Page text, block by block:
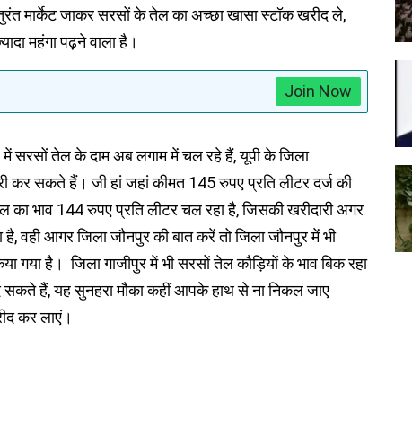
मार्केट जाकर सरसों के तेल का अच्छा खासा स्टॉक खरीद ले,
महंगा पढ़ने वाला है।
Join Now
सरसों तेल के दाम अब लगाम में चल रहे हैं, यूपी के जिला
कर सकते हैं। जी हां जहां कीमत 145 रुपए प्रति लीटर दर्ज की
का भाव 144 रुपए प्रति लीटर चल रहा है, जिसकी खरीदारी अगर
वही आगर जिला जौनपुर की बात करें तो जिला जौनपुर में भी
गया है। जिला गाजीपुर में भी सरसों तेल कौड़ियों के भाव बिक रहा
हैं, यह सुनहरा मौका कहीं आपके हाथ से ना निकल जाए
कर लाएं।